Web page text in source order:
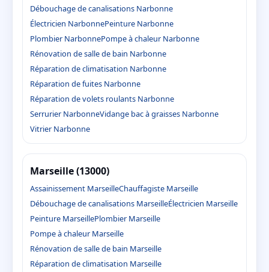
Débouchage de canalisations Narbonne
Électricien NarbonnePeinture Narbonne
Plombier NarbonnePompe à chaleur Narbonne
Rénovation de salle de bain Narbonne
Réparation de climatisation Narbonne
Réparation de fuites Narbonne
Réparation de volets roulants Narbonne
Serrurier NarbonneVidange bac à graisses Narbonne
Vitrier Narbonne
Marseille (13000)
Assainissement MarseilleChauffagiste Marseille
Débouchage de canalisations MarseilleÉlectricien Marseille
Peinture MarseillePlombier Marseille
Pompe à chaleur Marseille
Rénovation de salle de bain Marseille
Réparation de climatisation Marseille